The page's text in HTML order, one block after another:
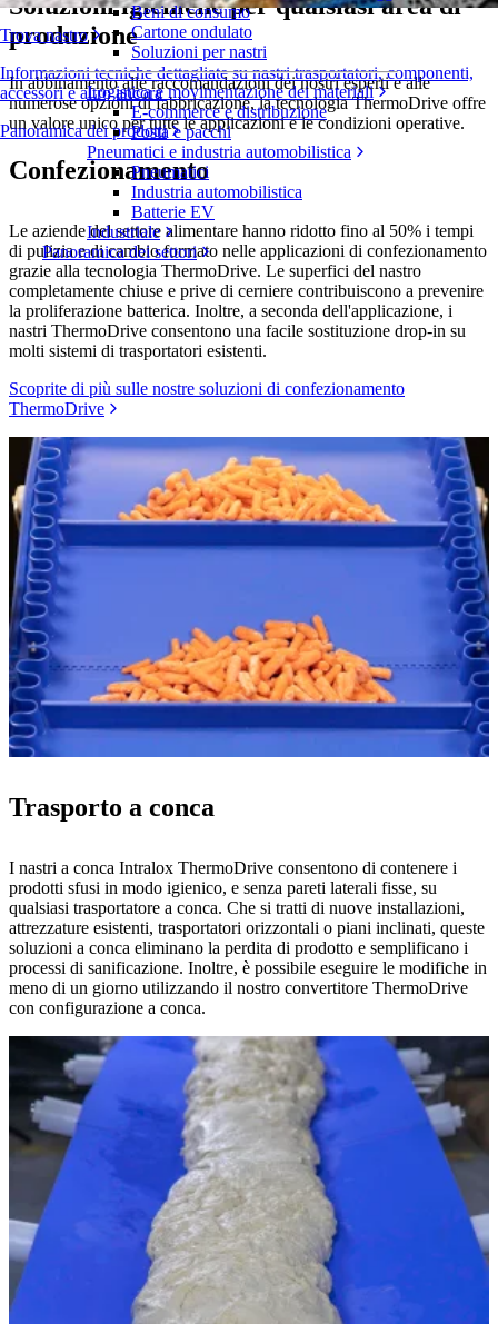
Trova nastro
Informazioni tecniche dettagliate su nastri trasportatori, componenti,
accessori e altro ancora
Panoramica dei prodotti
Beni di consumo
Cartone ondulato
Soluzioni per nastri
Logistica e movimentazione dei materiali
E-commerce e distribuzione
Posta e pacchi
Pneumatici e industria automobilistica
Pneumatici
Industria automobilistica
Batterie EV
Industriale
Panoramica dei settori
produzione
In abbinamento alle raccomandazioni dei nostri esperti e alle
numerose opzioni di fabbricazione, la tecnologia ThermoDrive offre
un valore unico per tutte le applicazioni e le condizioni operative.
Confezionamento
Le aziende del settore alimentare hanno ridotto fino al 50% i tempi
di pulizia e di cambio formato nelle applicazioni di confezionamento
grazie alla tecnologia ThermoDrive. Le superfici del nastro
completamente chiuse e prive di cerniere contribuiscono a prevenire
la proliferazione batterica. Inoltre, a seconda dell'applicazione, i
nastri ThermoDrive consentono una facile sostituzione drop-in su
molti sistemi di trasportatori esistenti.
Scoprite di più sulle nostre soluzioni di confezionamento
ThermoDrive
Trasporto a conca
I nastri a conca Intralox ThermoDrive consentono di contenere i
prodotti sfusi in modo igienico, e senza pareti laterali fisse, su
qualsiasi trasportatore a conca. Che si tratti di nuove installazioni,
attrezzature esistenti, trasportatori orizzontali o piani inclinati, queste
soluzioni a conca eliminano la perdita di prodotto e semplificano i
processi di sanificazione. Inoltre, è possibile eseguire le modifiche in
meno di un giorno utilizzando il nostro convertitore ThermoDrive
con configurazione a conca.